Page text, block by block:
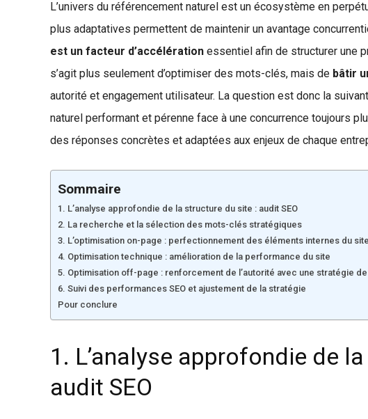
L’univers du référencement naturel est un écosystème en
plus adaptatives permettent de maintenir un avantage
est un facteur d’accélération essentiel afin de structurer une
s’agit plus seulement d’optimiser des mots-clés, mais de bâtir
autorité et engagement utilisateur. La question est donc la
naturel performant et pérenne face à une concurrence toujours
des réponses concrètes et adaptées aux enjeux de chaque
Sommaire
1. L’analyse approfondie de la structure du site : audit SEO
2. La recherche et la sélection des mots-clés stratégiques
3. L’optimisation on-page : perfectionnement des éléments internes du site
4. Optimisation technique : amélioration de la performance du site
5. Optimisation off-page : renforcement de l’autorité avec une stratégie
6. Suivi des performances SEO et ajustement de la stratégie
Pour conclure
1. L’analyse approfondie de
audit SEO